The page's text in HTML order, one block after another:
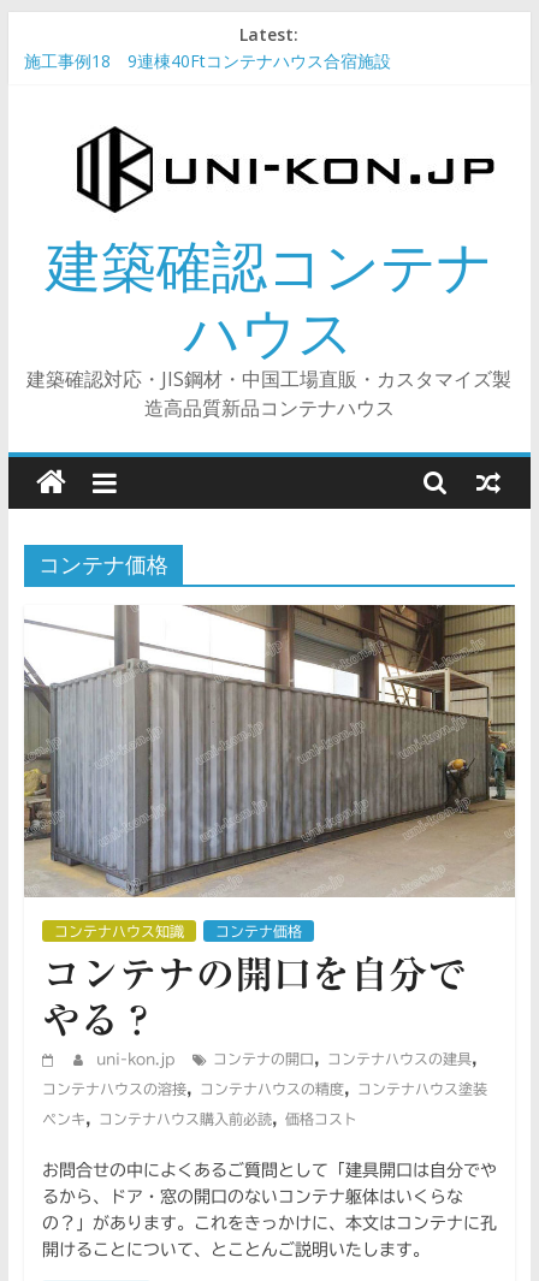
to
Latest:
施工事例18 9連棟40Ftコンテナハウス合宿施設
施工事例19 「コ」型中庭廊下庇付き民泊ホテルコンテナハウス
究極コスパ性を目指すコンテナ客室レイアウト
建築確認コンテナ
ハウス
建築確認対応・JIS鋼材・中国工場直販・カスタマイズ製
造高品質新品コンテナハウス
コンテナ価格
コンテナハウス知識 コンテナ価格
コンテナの開口を自分で
やる？
uni-kon.jp コンテナの開口, コンテナハウスの建具,
コンテナハウスの溶接, コンテナハウスの精度, コンテナハウス塗装
ペンキ, コンテナハウス購入前必読, 価格コスト
お問合せの中によくあるご質問として「建具開口は自分でや
るから、ドア・窓の開口のないコンテナ躯体はいくらな
の？」があります。これをきっかけに、本文はコンテナに孔
開けることについて、とことんご説明いたします。